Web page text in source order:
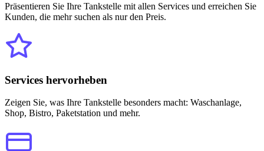
Präsentieren Sie Ihre Tankstelle mit allen Services und erreichen Sie
Kunden, die mehr suchen als nur den Preis.
Services hervorheben
Zeigen Sie, was Ihre Tankstelle besonders macht: Waschanlage,
Shop, Bistro, Paketstation und mehr.